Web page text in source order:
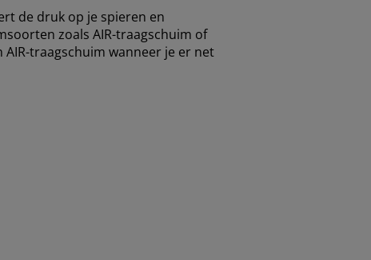
de druk op je spieren en
zoals AIR-traagschuim of
traagschuim wanneer je er net